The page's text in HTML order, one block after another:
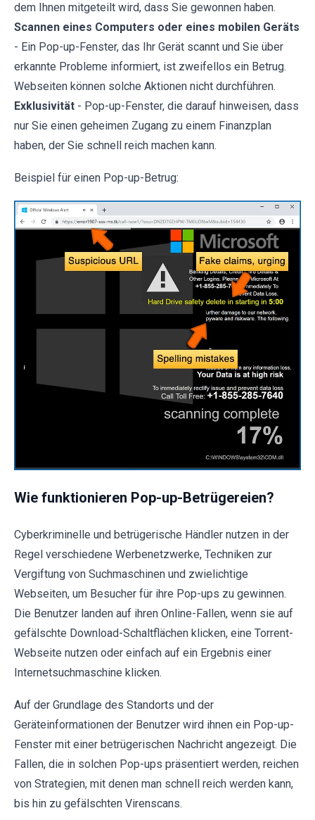
dem Ihnen mitgeteilt wird, dass Sie gewonnen haben.
Scannen eines Computers oder eines mobilen Geräts
- Ein Pop-up-Fenster, das Ihr Gerät scannt und Sie über
erkannte Probleme informiert, ist zweifellos ein Betrug.
Webseiten können solche Aktionen nicht durchführen.
Exklusivität - Pop-up-Fenster, die darauf hinweisen, dass
nur Sie einen geheimen Zugang zu einem Finanzplan
haben, der Sie schnell reich machen kann.
Beispiel für einen Pop-up-Betrug:
Wie funktionieren Pop-up-Betrügereien?
Cyberkriminelle und betrügerische Händler nutzen in der
Regel verschiedene Werbenetzwerke, Techniken zur
Vergiftung von Suchmaschinen und zwielichtige
Webseiten, um Besucher für ihre Pop-ups zu gewinnen.
Die Benutzer landen auf ihren Online-Fallen, wenn sie auf
gefälschte Download-Schaltflächen klicken, eine Torrent-
Webseite nutzen oder einfach auf ein Ergebnis einer
Internetsuchmaschine klicken.
Auf der Grundlage des Standorts und der
Geräteinformationen der Benutzer wird ihnen ein Pop-up-
Fenster mit einer betrügerischen Nachricht angezeigt. Die
Fallen, die in solchen Pop-ups präsentiert werden, reichen
von Strategien, mit denen man schnell reich werden kann,
bis hin zu gefälschten Virenscans.